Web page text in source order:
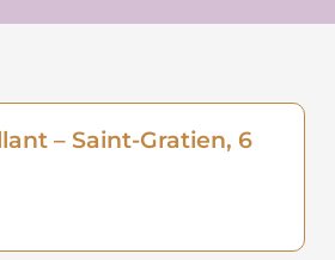
– Saint-Gratien, 6